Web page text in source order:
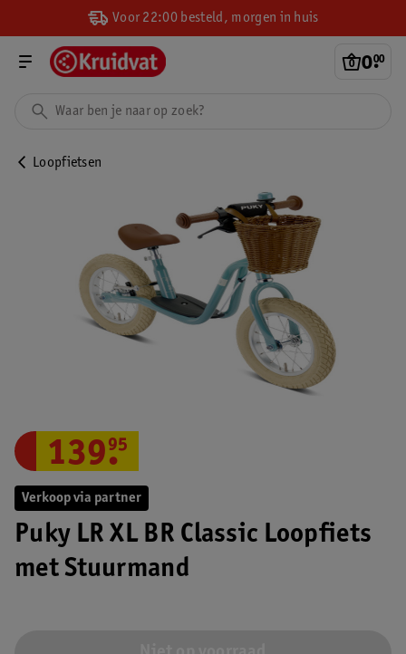
Voor 22:00 besteld, morgen in huis
0.
00
Loopfietsen
Verkoop via partner
Puky LR XL BR Classic Loopfiets
met Stuurmand
139.
95